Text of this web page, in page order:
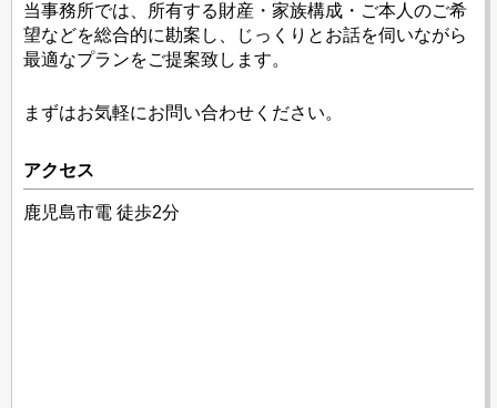
当事務所では、所有する財産・家族構成・ご本人のご希
望などを総合的に勘案し、じっくりとお話を伺いながら
最適なプランをご提案致します。
まずはお気軽にお問い合わせください。
アクセス
鹿児島市電 徒歩2分